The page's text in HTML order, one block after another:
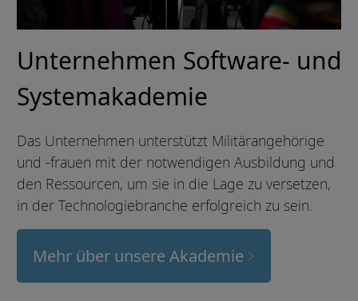
Unternehmen Software- und
Systemakademie
Das Unternehmen unterstützt Militärangehörige
und -frauen mit der notwendigen Ausbildung und
den Ressourcen, um sie in die Lage zu versetzen,
in der Technologiebranche erfolgreich zu sein.
Mehr über unsere Akademie